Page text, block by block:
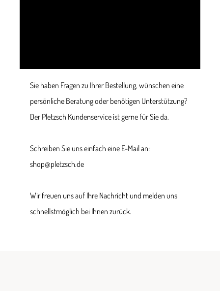
Sie haben Fragen zu Ihrer Bestellung, wünschen eine
persönliche Beratung oder benötigen Unterstützung?
Der Pletzsch Kundenservice ist gerne für Sie da.
Schreiben Sie uns einfach eine E-Mail an:
shop@pletzsch.de
Wir freuen uns auf Ihre Nachricht und melden uns
schnellstmöglich bei Ihnen zurück.